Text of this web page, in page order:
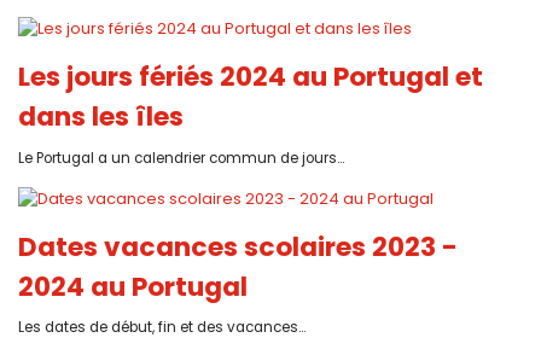
Les jours fériés 2024 au Portugal et
dans les îles
Le Portugal a un calendrier commun de jours...
Dates vacances scolaires 2023 -
2024 au Portugal
Les dates de début, fin et des vacances...